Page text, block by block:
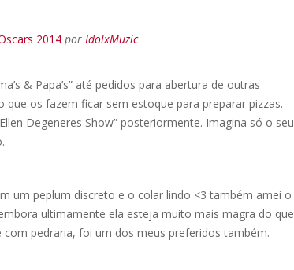
2014 por IdolxMuzic
& Papa’s” até pedidos para abertura de outras
os fazem ficar sem estoque para preparar pizzas.
Degeneres Show” posteriormente. Imagina só o seu
um peplum discreto e o colar lindo <3 também amei o
ultimamente ela esteja muito mais magra do que
pedraria, foi um dos meus preferidos também.